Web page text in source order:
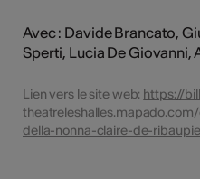
Avec : Davide Brancato,
Sperti, Lucia De Giovanni,
Lien vers le site web: https://
della-nonna-claire-de-